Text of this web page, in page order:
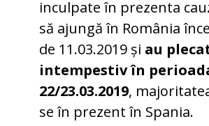
inculpate în prezenta
să ajungă în România
de 11.03.2019 și au
intempestiv în
22/23.03.2019,
se în prezent în Spania.